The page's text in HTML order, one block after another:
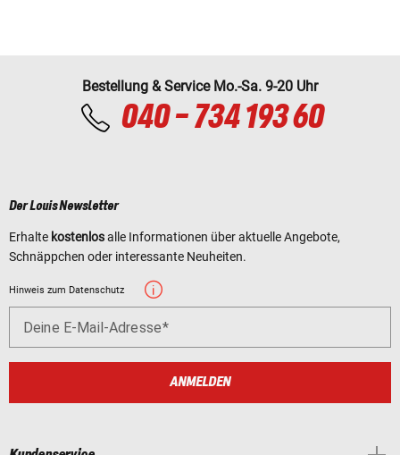
Bestellung & Service Mo.-Sa. 9-20 Uhr
040 - 734 193 60
Der Louis Newsletter
Erhalte kostenlosalle Informationen über aktuelle Angebote,
Schnäppchen oder interessante Neuheiten.
Hinweis zum Datenschutz
Deine E-Mail-Adresse
ANMELDEN